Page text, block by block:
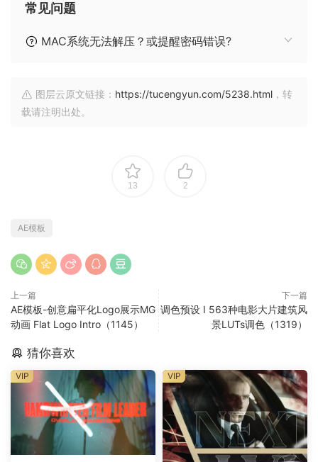
常见问题
MAC系统无法解压？或提醒密码错误?
图层云原文链接： https://tucengyun.com/5238.html ，转
载请注明出处。
13 2
AE模板
上一篇
AE模板-创意扁平化Logo展示MG
动画 Flat Logo Intro（1145）
下一篇
调色预设 I 563种电影大片建筑风
景LUTs调色（1319）
猜你喜欢
VIP VIP